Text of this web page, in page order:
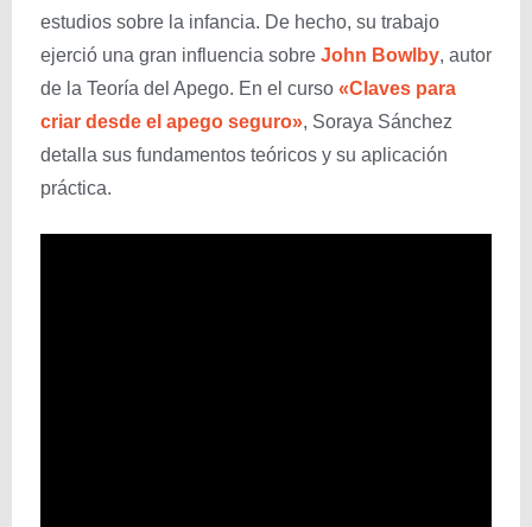
estudios sobre la infancia. De hecho, su trabajo
ejerció una gran influencia sobre John Bowlby, autor
de la Teoría del Apego. En el curso «Claves para
criar desde el apego seguro», Soraya Sánchez
detalla sus fundamentos teóricos y su aplicación
práctica.